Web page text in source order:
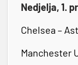
Nedjelja, 1.
Chelsea –
Manchester